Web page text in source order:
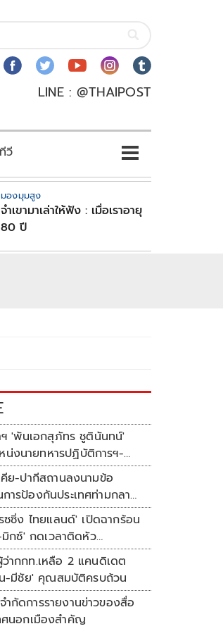
LINE : @THAIPOST
วี
มองมุมสูง
จำเขามาเล่าให้ฟัง : เมื่อเราอายุ
80 ปี
ฯ 'พันเอกสุภัทร ชูตินันทน์'
น่งนายทหารปฏิบัติการฯ-
นยศ 'พลตรี'
คีย-ปากีสถานลงนามข้อ
ารป้องกันประเทศท่ามกลาง
ภูมิภาค
ซซิ่ง ไทยแลนด์' เปิดฉากร้อน
กซ์' กดเวลาติดหัว
สนาม 4 ที่มัลดาลิกา
ากกท.เหลือ 2 แคนดิเดต
น-มีชัย' คุณสมบัติครบถ้วน
ำกัดการรายงานข่าวของสื่อ
ศนอกเมืองสำคัญ